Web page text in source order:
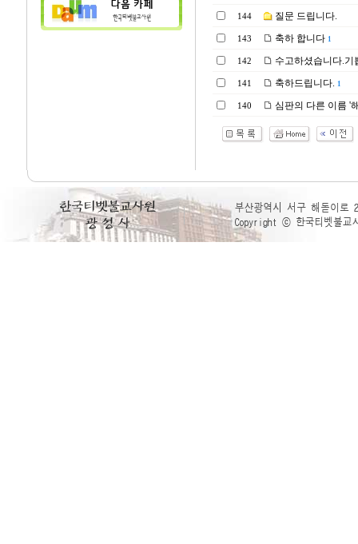
144 질문 드립니다.
143 축하 합니다 1
142 수고하셨습니다.기
141 축하드립니다. 1
140 심판의 다른 이름 '